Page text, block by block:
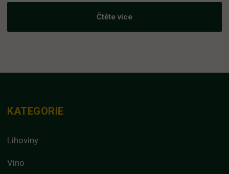
Čtěte více
KATEGORIE
Lihoviny
Víno